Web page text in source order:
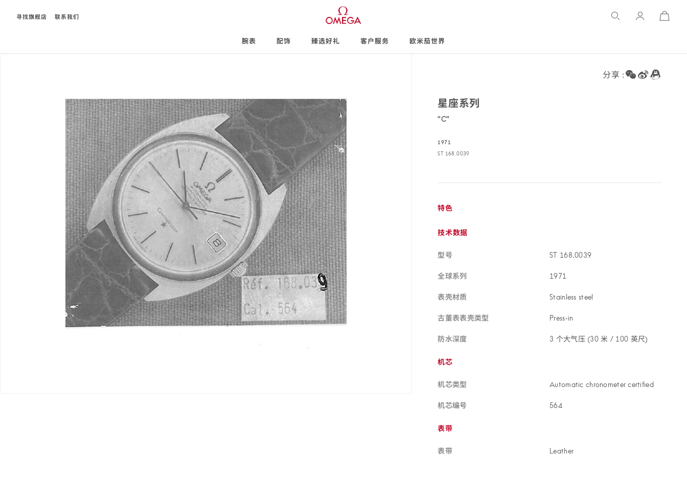
寻找旗舰店 联系我们 Open
腕表 配饰 臻选好礼 客户服务 欧米茄世界
分享 :
星座系列
"C"
1971
ST 168.0039
特色
技术数据
型号 ST 168.0039
全球系列 1971
表壳材质 Stainless steel
古董表表壳类型 Press‑in
防水深度 3 个大气压 (30 米 / 100 英尺)
机芯
机芯类型 Automatic chronometer certified
机芯编号 564
表带
表带 Leather